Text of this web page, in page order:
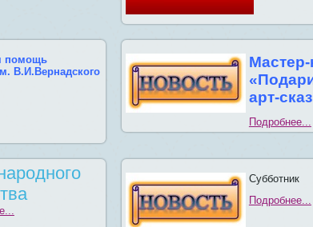
помощь
В.И.Вернадского
Мастер-
арт-
Подробнее...
Субботник
Подробнее...